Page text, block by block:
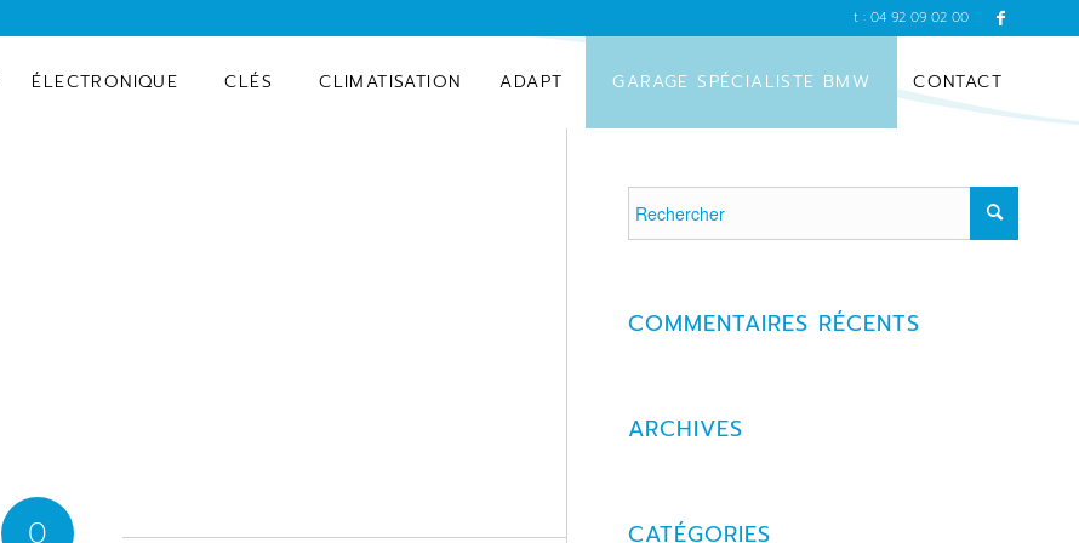
t : 04 92 09 02 00
ÉLECTRONIQUE CLÉS CLIMATISATION ADAPT GARAGE SPÉCIALISTE BMW CONTACT
0
COMMENTAIRES RÉCENTS
ARCHIVES
CATÉGORIES